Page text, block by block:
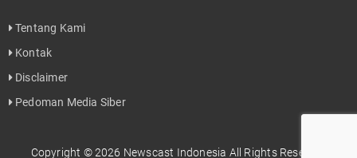
Tentang Kami
Kontak
Disclaimer
Pedoman Media Siber
Copyright © 2026 Newscast Indonesia All Rights Reserved